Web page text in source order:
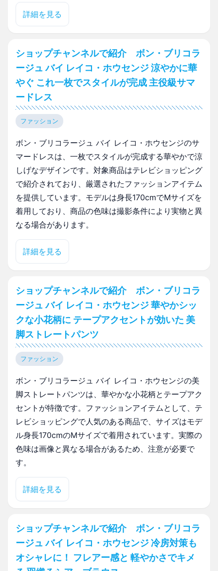
詳細を見る
ショップチャンネルで紹介 ボン・ブリコラ
ージュ バイ レイコ・ホウセンジ 涼やかに華
やぐ これ一枚でスタイルが完成 主役級サマ
ードレス
ファッション
ボン・ブリコラージュ バイ レイコ・ホウセンジのサ
マードレスは、一枚でスタイルが完成する華やかで涼
しげなデザインです。対象商品はテレビショッピング
で紹介されており、厳選されたファッションアイテム
を提供しています。モデルは身長170cmでMサイズを
着用しており、商品の色味は撮影条件により実物と異
なる場合があります。
詳細を見る
ショップチャンネルで紹介 ボン・ブリコラ
ージュ バイ レイコ・ホウセンジ 華やかシッ
クな小花柄に テープアクセントが効いた 美
脚ストレートパンツ
ファッション
ボン・ブリコラージュ バイ レイコ・ホウセンジの美
脚ストレートパンツは、華やかな小花柄とテープアク
セントが特徴です。ファッションアイテムとして、テ
レビショッピングで人気のある商品で、サイズはモデ
ル身長170cmのMサイズで着用されています。実際の
色味は画像と異なる場合があるため、注意が必要で
す。
詳細を見る
ショップチャンネルで紹介 ボン・ブリコラ
ージュ バイ レイコ・ホウセンジ 冷房対策も
オシャレに！ フレアー感と 軽やかさでキメ